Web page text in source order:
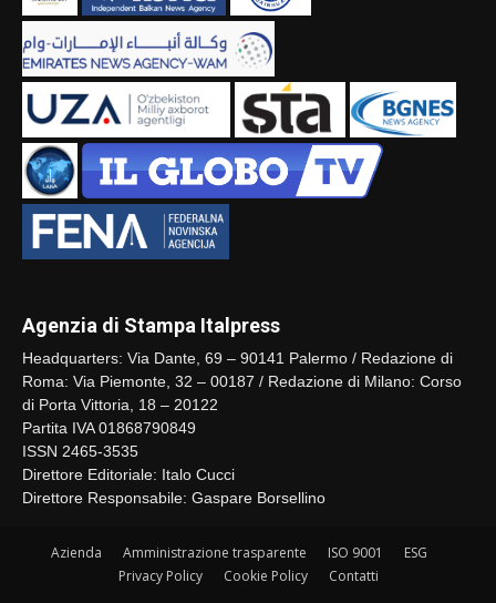
Agenzia di Stampa Italpress
Headquarters: Via Dante, 69 – 90141 Palermo / Redazione di
Roma: Via Piemonte, 32 – 00187 / Redazione di Milano: Corso
di Porta Vittoria, 18 – 20122
Partita IVA 01868790849
ISSN 2465-3535
Direttore Editoriale: Italo Cucci
Direttore Responsabile: Gaspare Borsellino
Azienda Amministrazione trasparente ISO 9001
ESG
Privacy Policy
Cookie Policy Contatti